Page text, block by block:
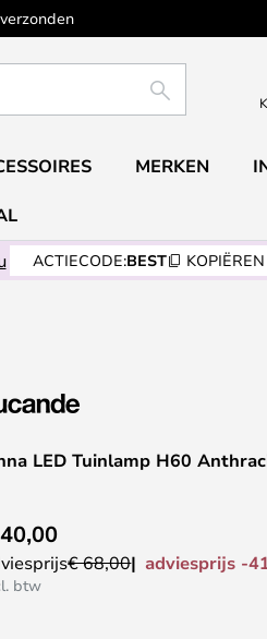
ZOEKEN
MERKEN
ACTIECODE:BEST KOPIËREN
LED Tuinlamp H60
€ 68,00 adviesprijs -
btw